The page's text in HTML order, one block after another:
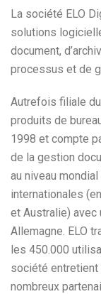
La société ELO
solutions
document,
processus et de
Autrefois filiale
produits de
1998 et compte
de la gestion
au niveau
internationales
et Australie) avec
Allemagne. ELO
les 450.000
société
nombreux